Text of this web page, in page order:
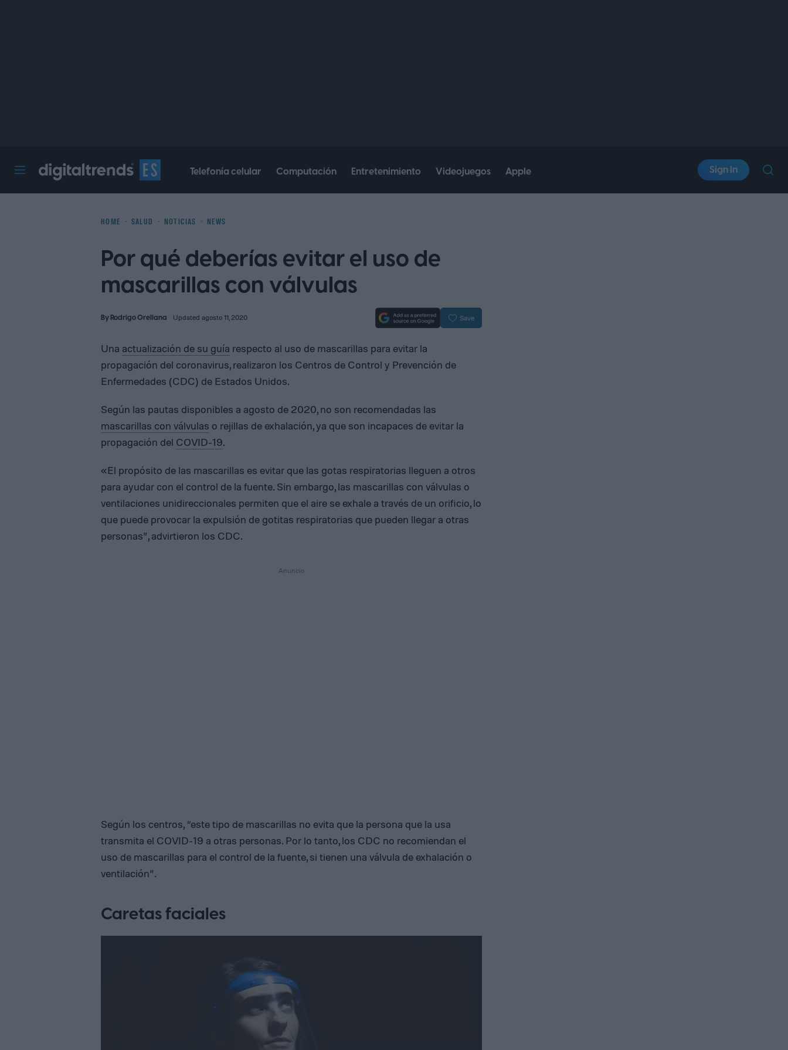
Telefonía celular Computación Entretenimiento Videojuegos Apple Sign In
HOME SALUD NOTICIAS NEWS
Por qué deberías evitar el uso de
mascarillas con válvulas
ByRodrigo Orellana Updated agosto 11, 2020 Save
Una actualización de su guía respecto al uso de mascarillas para evitar la
propagación del coronavirus, realizaron los Centros de Control y Prevención de
Enfermedades (CDC) de Estados Unidos.
Según las pautas disponibles a agosto de 2020, no son recomendadas las
mascarillas con válvulas o rejillas de exhalación, ya que son incapaces de evitar la
propagación del COVID-19.
«El propósito de las mascarillas es evitar que las gotas respiratorias lleguen a otros
para ayudar con el control de la fuente. Sin embargo, las mascarillas con válvulas o
ventilaciones unidireccionales permiten que el aire se exhale a través de un orificio, lo
que puede provocar la expulsión de gotitas respiratorias que pueden llegar a otras
personas”, advirtieron los CDC.
Según los centros, “este tipo de mascarillas no evita que la persona que la usa
transmita el COVID-19 a otras personas. Por lo tanto, los CDC no recomiendan el
uso de mascarillas para el control de la fuente, si tienen una válvula de exhalación o
ventilación”.
Caretas faciales